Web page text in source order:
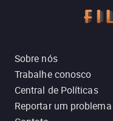
Sobre nós
Trabalhe conosco
Central de Políticas
Reportar um problema